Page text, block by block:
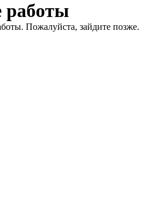
работы
Пожалуйста, зайдите позже.